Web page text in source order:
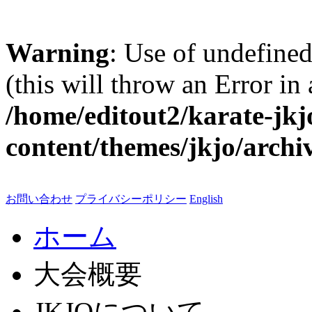
Warning: Use of
(this will throw an Error in
/home/editout2/karate-
content/themes/jkjo/
お問い合わせ プライバシーポリシー English
ホーム
大会概要